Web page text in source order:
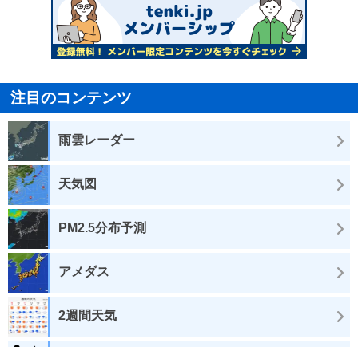
注目のコンテンツ
雨雲レーダー
天気図
PM2.5分布予測
アメダス
2週間天気